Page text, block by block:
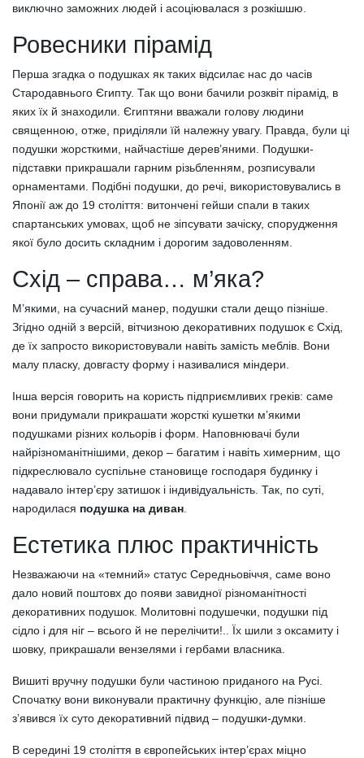
виключно заможних людей і асоціювалася з розкішшю.
Ровесники пірамід
Перша згадка о подушках як таких відсилає нас до часів
Стародавнього Єгипту. Так що вони бачили розквіт пірамід, в
яких їх й знаходили. Єгиптяни вважали голову людини
священною, отже, приділяли їй належну увагу. Правда, були ці
подушки жорсткими, найчастіше дерев’яними. Подушки-
підставки прикрашали гарним різьбленням, розписували
орнаментами. Подібні подушки, до речі, використовувались в
Японії аж до 19 століття: витончені гейши спали в таких
спартанських умовах, щоб не зіпсувати зачіску, спорудження
якої було досить складним і дорогим задоволенням.
Схід – справа… м’яка?
М’якими, на сучасний манер, подушки стали дещо пізніше.
Згідно одній з версій, вітчизною декоративних подушок є Схід,
де їх запросто використовували навіть замість меблів. Вони
малу пласку, довгасту форму і називалися міндери.
Інша версія говорить на користь підприємливих греків: саме
вони придумали прикрашати жорсткі кушетки м’якими
подушками різних кольорів і форм. Наповнювачі були
найрізноманітнішими, декор – багатим і навіть химерним, що
підкреслювало суспільне становище господаря будинку і
надавало інтер’єру затишок і індивідуальність. Так, по суті,
народилася подушка на диван
Естетика плюс практичність
Незважаючи на «темний» статус Середньовіччя, саме воно
дало новий поштовх до появи завидної різноманітності
декоративних подушок. Молитовні подушечки, подушки під
сідло і для ніг – всього й не перелічити!.. Їх шили з оксамиту і
шовку, прикрашали вензелями і гербами власника.
Вишиті вручну подушки були частиною приданого на Русі.
Спочатку вони виконували практичну функцію, але пізніше
з’явився їх суто декоративний підвид – подушки-думки.
В середині 19 століття в європейських інтер’єрах міцно